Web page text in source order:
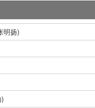
明扬)